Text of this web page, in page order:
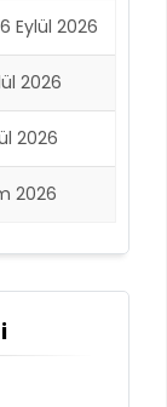
Eylül 2026
2026
2026
2026